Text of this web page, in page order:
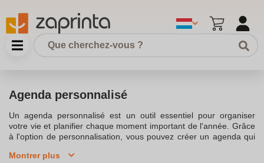
Agenda personnalisé
Un agenda personnalisé est un outil essentiel pour organiser
votre vie et planifier chaque moment important de l'année. Grâce
à l'option de personnalisation, vous pouvez créer un agenda qui
agenda n'a jamais été aussi simple grâce à la possibilité de le
Montrer plus